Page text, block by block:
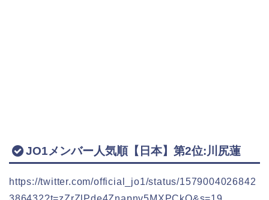
JO1メンバー人気順【日本】第2位:川尻蓮
https://twitter.com/official_jo1/status/1579004026842